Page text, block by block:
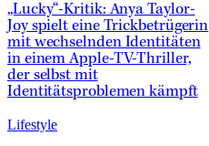
„Lucky“-Kritik: Anya Taylor-
Joy spielt eine Trickbetrügerin
mit wechselnden Identitäten
in einem Apple-TV-Thriller,
der selbst mit
Identitätsproblemen kämpft
Lifestyle